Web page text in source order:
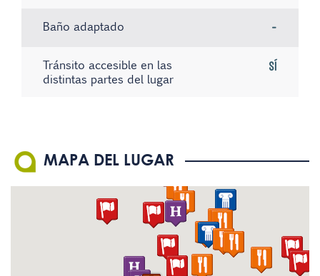
Baño adaptado -
Tránsito accesible en las
distintas partes del lugar
Sí
El personal conoce la
Lengua de Signos Española
MAPA DEL LUGAR